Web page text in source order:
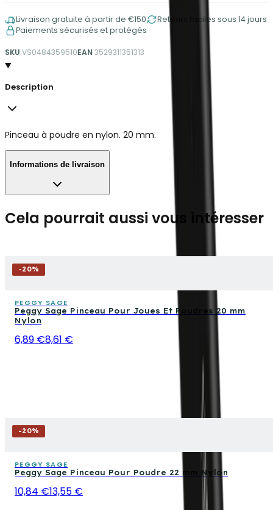
Livraison gratuite à partir de €150
Retours faciles sous 14 jours
Paiements sécurisés et protégés
SKU VS0484359510EAN 3529311351313
Description
Pinceau à poudre en nylon. 20 mm.
Informations de livraison
Cela pourrait aussi vous intéresser
-20%
PEGGY SAGE
Peggy Sage Pinceau Pour Joues Et Poudres 20 mm
Nylon
6,89 €8,61 €
-20%
PEGGY SAGE
Peggy Sage Pinceau Pour Poudre 22 mm Nylon
10,84 €13,55 €